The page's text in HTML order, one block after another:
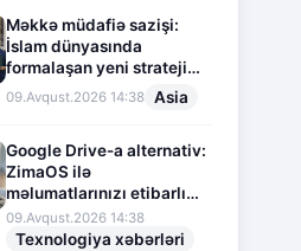
Məkkə müdafiə sazişi:
İslam dünyasında
formalaşan yeni strateji
tarazlıq
09.Avqust.2026 14:38 Asia
Google Drive-a alternativ:
ZimaOS ilə
məlumatlarınızı etibarlı
şəkildə qoruyun
09.Avqust.2026 14:38
Texnologiya xəbərləri